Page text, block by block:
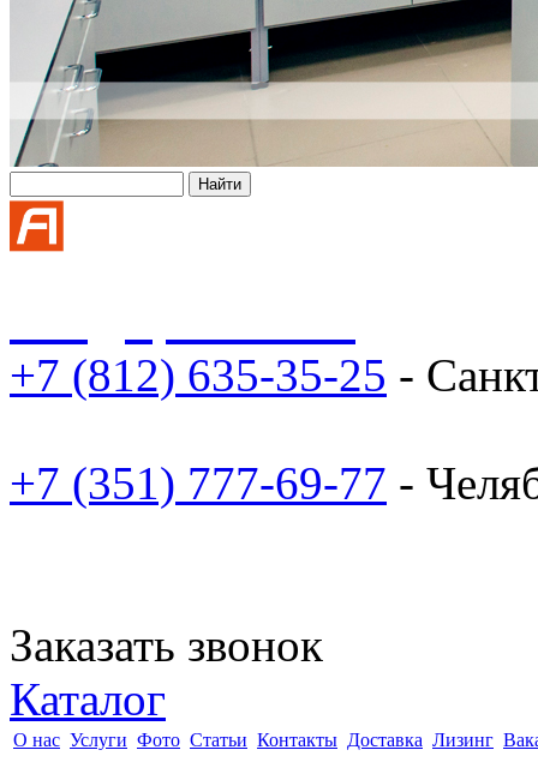
+7 (812) 635-35-25 -
+7 (351) 777-69-77 -
Заказать звонок
Каталог
О нас Услуги Фото Статьи Контакты Доставка Лизинг